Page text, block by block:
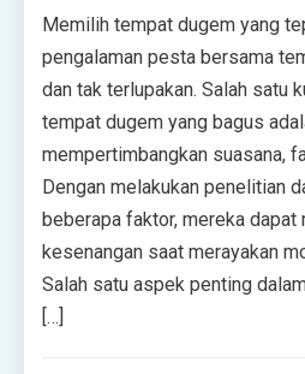
Memilih tempat dugem yang
pengalaman pesta bersama
dan tak terlupakan. Salah satu
tempat dugem yang bagus
mempertimbangkan suasana,
Dengan melakukan penelitian
beberapa faktor, mereka dapat
kesenangan saat merayakan
Salah satu aspek penting
[…]